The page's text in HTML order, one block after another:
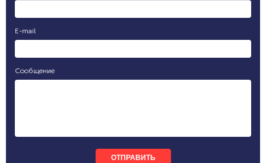
E-mail
Сообщение
ОТПРАВИТЬ